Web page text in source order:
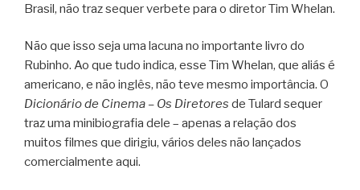
Brasil, não traz sequer verbete para o diretor Tim Whelan.
Não que isso seja uma lacuna no importante livro do
Rubinho. Ao que tudo indica, esse Tim Whelan, que aliás é
americano, e não inglês, não teve mesmo importância. O
Dicionário de Cinema – Os Diretores de Tulard sequer
traz uma minibiografia dele – apenas a relação dos
muitos filmes que dirigiu, vários deles não lançados
comercialmente aqui.